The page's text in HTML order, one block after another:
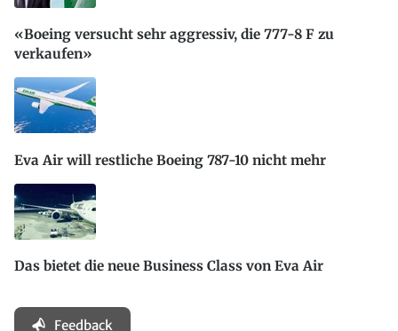
«Boeing versucht sehr aggressiv, die 777-8 F zu
verkaufen»
Eva Air will restliche Boeing 787-10 nicht mehr
Das bietet die neue Business Class von Eva Air
Feedback